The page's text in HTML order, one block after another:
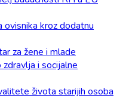
ovisnika kroz dodatnu
za žene i mlade
i socijalne
života starijih osoba